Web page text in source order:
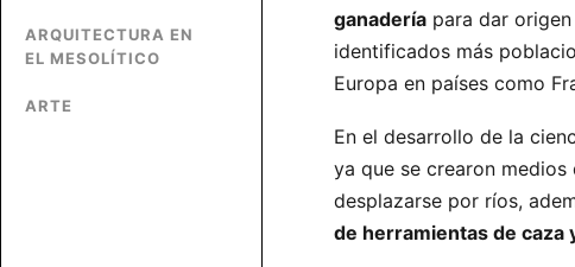
ARQUITECTURA EN
EL MESOLÍTICO
ARTE
ganadería para dar
identificados más
Europa en países como
En el desarrollo de la
ya que se crearon
desplazarse por ríos,
de herramientas de caza